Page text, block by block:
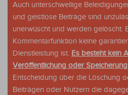
Auch unterschwellige
und geistlose Beiträge sind
unerwüscht und werden gelöscht.
Kommentarfunktion keine
Dienstleistung ist. Es besteht kein
Veröffentlichung oder
Entscheidung über die Löschung
Beiträgen oder Nutzern die